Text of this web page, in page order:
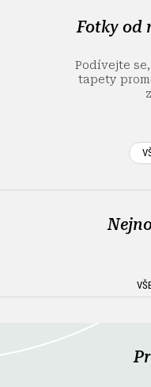
Fotky od
Podívejte
tapety